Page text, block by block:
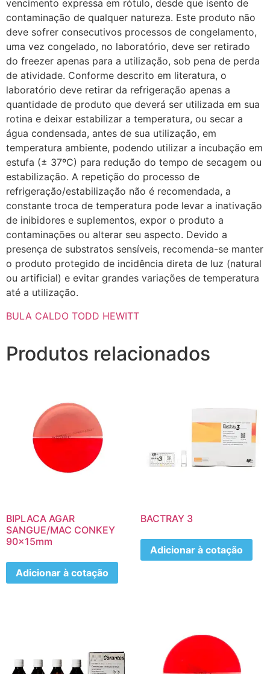
vencimento expressa em rótulo, desde que isento de
contaminação de qualquer natureza. Este produto não
deve sofrer consecutivos processos de congelamento,
uma vez congelado, no laboratório, deve ser retirado
do freezer apenas para a utilização, sob pena de perda
de atividade. Conforme descrito em literatura, o
laboratório deve retirar da refrigeração apenas a
quantidade de produto que deverá ser utilizada em sua
rotina e deixar estabilizar a temperatura, ou secar a
água condensada, antes de sua utilização, em
temperatura ambiente, podendo utilizar a incubação em
estufa (± 37ºC) para redução do tempo de secagem ou
estabilização. A repetição do processo de
refrigeração/estabilização não é recomendada, a
constante troca de temperatura pode levar a inativação
de inibidores e suplementos, expor o produto a
contaminações ou alterar seu aspecto. Devido a
presença de substratos sensíveis, recomenda-se manter
o produto protegido de incidência direta de luz (natural
ou artificial) e evitar grandes variações de temperatura
até a utilização.
BULA CALDO TODD HEWITT
Produtos relacionados
BIPLACA AGAR
SANGUE/MAC CONKEY
90x15mm
Adicionar à cotação
BACTRAY 3
Adicionar à cotação